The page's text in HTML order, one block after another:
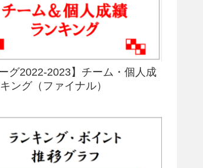
ーグ2022-2023】チーム・個人成
ング（ファイナル）